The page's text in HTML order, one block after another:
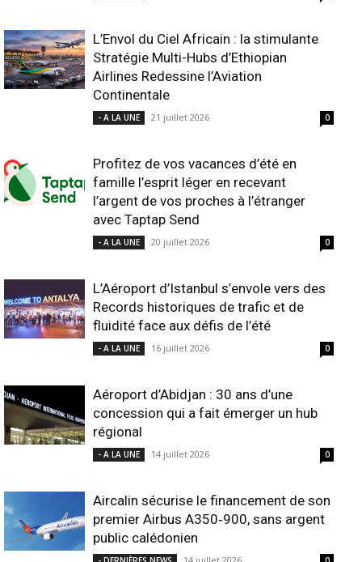
L’Envol du Ciel Africain : la stimulante
Stratégie Multi-Hubs d’Ethiopian
Airlines Redessine l’Aviation
Continentale
- A LA UNE 21 juillet 2026 0
Profitez de vos vacances d’été en
famille l’esprit léger en recevant
l’argent de vos proches à l’étranger
avec Taptap Send
- A LA UNE 20 juillet 2026 0
L’Aéroport d’Istanbul s’envole vers des
Records historiques de trafic et de
fluidité face aux défis de l’été
- A LA UNE 16 juillet 2026 0
Aéroport d’Abidjan : 30 ans d’une
concession qui a fait émerger un hub
régional
- A LA UNE 14 juillet 2026 0
Aircalin sécurise le financement de son
premier Airbus A350‑900, sans argent
public calédonien